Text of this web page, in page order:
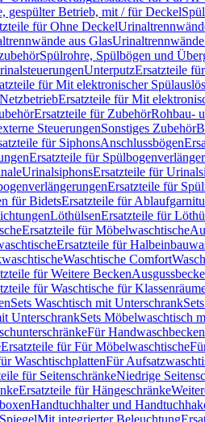
gespülter Betrieb, mit / für Deckel
für Ohne Deckel
aus Glas
Spülrohre, Spülbögen und
UnterputzErsatzteile
für Mit elektronischer
Ersatzteile für Mit
Ersatzteile für ZubehörRohbau-
SteuerungenSonstiges Zubehör
für SiphonsAnschlussbögen
Ersatzteile für
UrinalsiphonsErsatzteile für
Ersatzteile für
für BidetsErsatzteile für
LöthülsenErsatzteile für
Ersatzteile für Möbelwaschtische
Ersatzteile für
Waschtische Comfort
für Weitere Becken
für Waschtische für
Sets Waschtisch mit Unterschrank
UnterschrankSets Möbelwaschtisch
Für Handwaschbecken
Ersatzteile für Für Möbelwaschtische
WaschtischplattenFür
für SeitenschränkeNiedrige
Ersatzteile für Hängeschränke
Handtuchhalter und
Mit integrierter Beleuchtung